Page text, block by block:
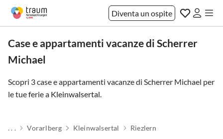
Diventa un ospite
Case e appartamenti vacanze di Scherrer
Michael
Scopri 3 case e appartamenti vacanze di Scherrer Michael per
le tue ferie a Kleinwalsertal.
. . . Vorarlberg Kleinwalsertal Riezlern